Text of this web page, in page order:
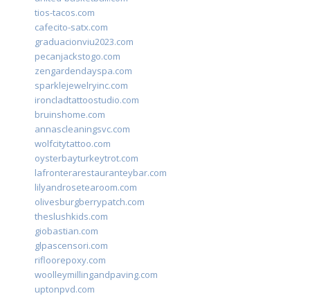
tios-tacos.com
cafecito-satx.com
graduacionviu2023.com
pecanjackstogo.com
zengardendayspa.com
sparklejewelryinc.com
ironcladtattoostudio.com
bruinshome.com
annascleaningsvc.com
wolfcitytattoo.com
oysterbayturkeytrot.com
lafronterarestauranteybar.com
lilyandrosetearoom.com
olivesburgberrypatch.com
theslushkids.com
giobastian.com
glpascensori.com
rifloorepoxy.com
woolleymillingandpaving.com
uptonpvd.com